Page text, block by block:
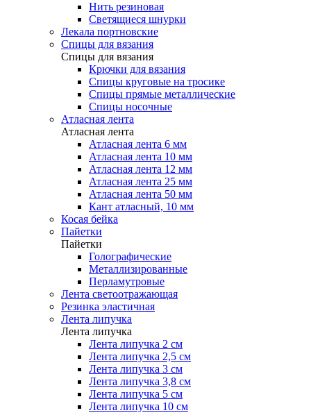
Нить резиновая
Светящиеся шнурки
Лекала портновские
Спицы для вязания
Спицы для вязания
Крючки для вязания
Спицы круговые на тросике
Спицы прямые металлические
Спицы носочные
Атласная лента
Атласная лента
Атласная лента 6 мм
Атласная лента 10 мм
Атласная лента 12 мм
Атласная лента 25 мм
Атласная лента 50 мм
Кант атласный, 10 мм
Косая бейка
Пайетки
Пайетки
Голографические
Металлизированные
Перламутровые
Лента светоотражающая
Резинка эластичная
Лента липучка
Лента липучка
Лента липучка 2 см
Лента липучка 2,5 см
Лента липучка 3 см
Лента липучка 3,8 см
Лента липучка 5 см
Лента липучка 10 см